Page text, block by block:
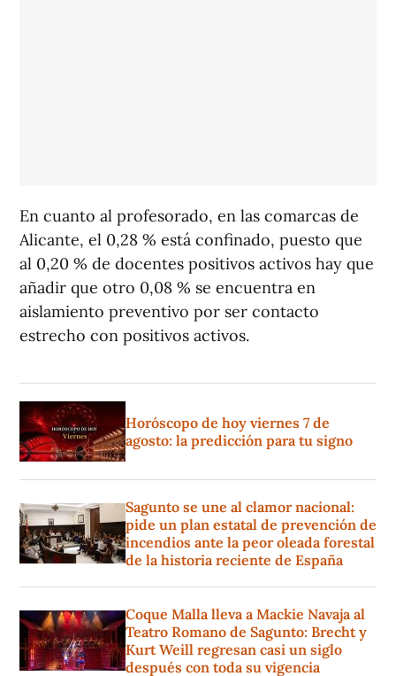
En cuanto al profesorado, en las comarcas de
Alicante, el 0,28 % está confinado, puesto que
al 0,20 % de docentes positivos activos hay que
añadir que otro 0,08 % se encuentra en
aislamiento preventivo por ser contacto
estrecho con positivos activos.
Horóscopo de hoy viernes 7 de
agosto: la predicción para tu signo
Sagunto se une al clamor nacional:
pide un plan estatal de prevención de
incendios ante la peor oleada forestal
de la historia reciente de España
Coque Malla lleva a Mackie Navaja al
Teatro Romano de Sagunto: Brecht y
Kurt Weill regresan casi un siglo
después con toda su vigencia